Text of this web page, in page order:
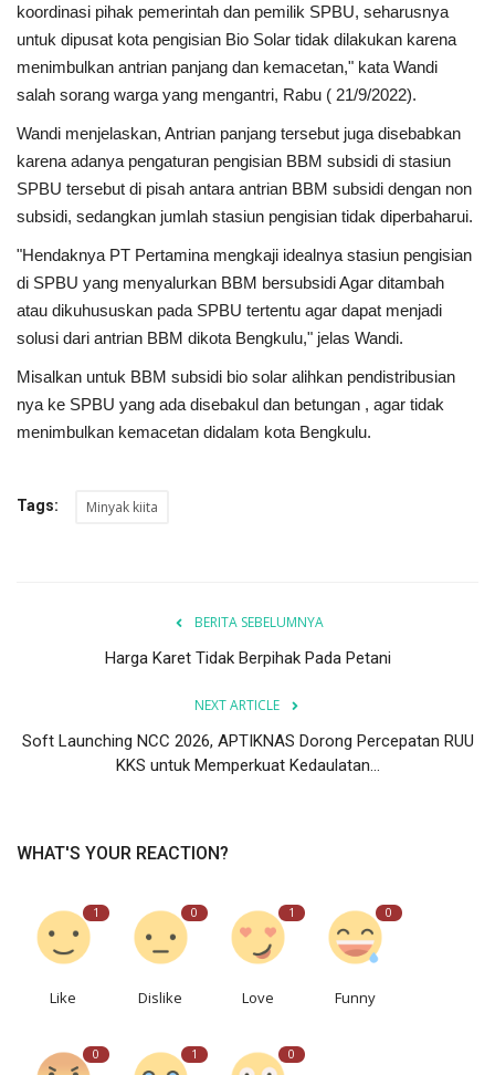
koordinasi pihak pemerintah dan pemilik SPBU, seharusnya
untuk dipusat kota pengisian Bio Solar tidak dilakukan karena
menimbulkan antrian panjang dan kemacetan," kata Wandi
salah sorang warga yang mengantri, Rabu ( 21/9/2022).
Wandi menjelaskan, Antrian panjang tersebut juga disebabkan
karena adanya pengaturan pengisian BBM subsidi di stasiun
SPBU tersebut di pisah antara antrian BBM subsidi dengan non
subsidi, sedangkan jumlah stasiun pengisian tidak diperbaharui.
"Hendaknya PT Pertamina mengkaji idealnya stasiun pengisian
di SPBU yang menyalurkan BBM bersubsidi Agar ditambah
atau dikuhususkan pada SPBU tertentu agar dapat menjadi
solusi dari antrian BBM dikota Bengkulu," jelas Wandi.
Misalkan untuk BBM subsidi bio solar alihkan pendistribusian
nya ke SPBU yang ada disebakul dan betungan , agar tidak
menimbulkan kemacetan didalam kota Bengkulu.
Tags: Minyak kiita
BERITA SEBELUMNYA
Harga Karet Tidak Berpihak Pada Petani
NEXT ARTICLE
Soft Launching NCC 2026, APTIKNAS Dorong Percepatan RUU
KKS untuk Memperkuat Kedaulatan...
WHAT'S YOUR REACTION?
1
Like
0
Dislike
1
Love
0
Funny
0 1 0